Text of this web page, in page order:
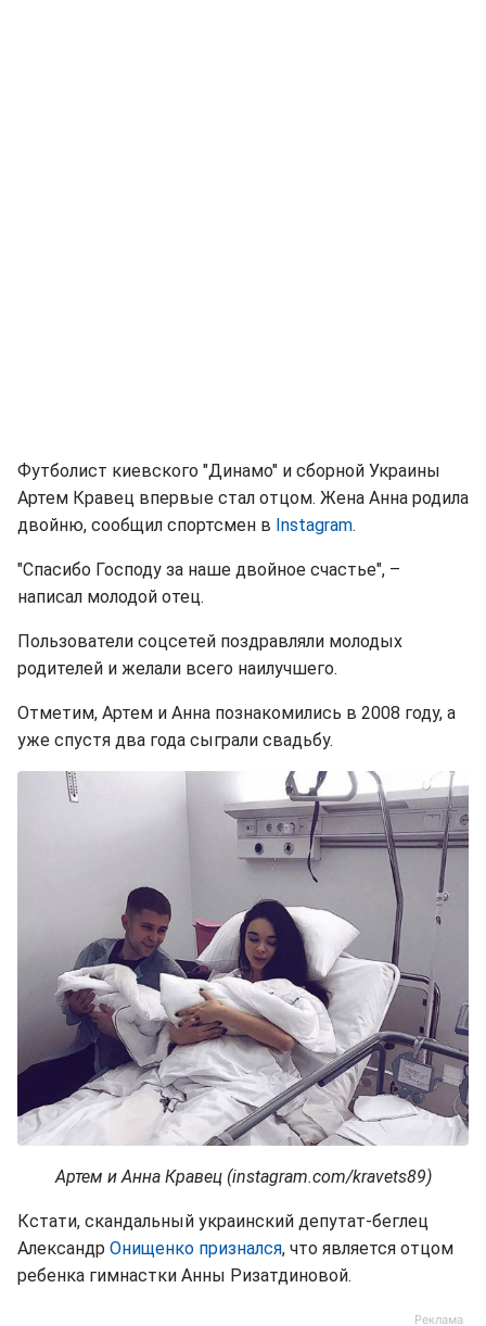
Футболист киевского "Динамо" и сборной Украины
Артем Кравец впервые стал отцом. Жена Анна родила
двойню, сообщил спортсмен в Instagram.
"Спасибо Господу за наше двойное счастье", –
написал молодой отец.
Пользователи соцсетей поздравляли молодых
родителей и желали всего наилучшего.
Отметим, Артем и Анна познакомились в 2008 году, а
уже спустя два года сыграли свадьбу.
Артем и Анна Кравец (instagram.com/kravets89)
Кстати, скандальный украинский депутат-беглец
Александр Онищенко признался, что является отцом
ребенка гимнастки Анны Ризатдиновой.